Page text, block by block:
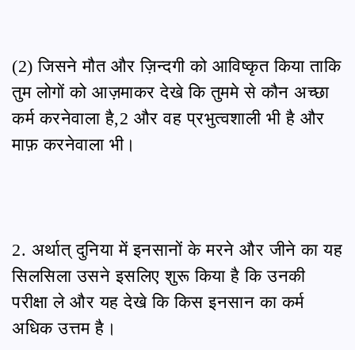
(2) जिसने मौत और ज़िन्दगी को आविष्कृत किया ताकि
तुम लोगों को आज़माकर देखे कि तुममे से कौन अच्छा
कर्म करनेवाला है,2 और वह प्रभुत्वशाली भी है और
माफ़ करनेवाला भी।
2. अर्थात् दुनिया में इनसानों के मरने और जीने का यह
सिलसिला उसने इसलिए शुरू किया है कि उनकी
परीक्षा ले और यह देखे कि किस इनसान का कर्म
अधिक उत्तम है।